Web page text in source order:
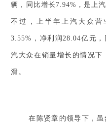
辆，同比增长7.94%，是上
不过，上半年上汽大众营
3.55%，净利润28.04亿元
汽大众在销量增长的情况下
滑。
在陈贤章的领导下，虽